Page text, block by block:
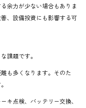
余力が少ない場合もありま
、設備投資にも影響する可
課題です。
も多くなります。そのた
キ点検、バッテリー交換、